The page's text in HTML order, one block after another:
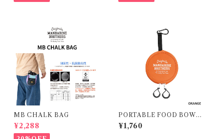
MB CHALK BAG
¥2,288
PORTABLE FOOD BOWL /
ポータブルフードボウル
¥1,760